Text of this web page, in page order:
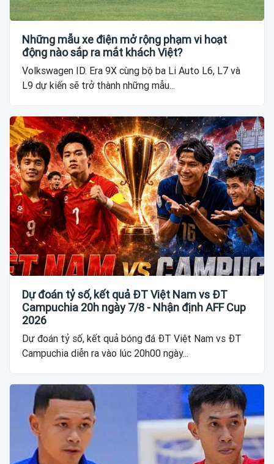
Những mẫu xe điện mở rộng phạm vi hoạt
động nào sắp ra mắt khách Việt?
Volkswagen ID. Era 9X cùng bộ ba Li Auto L6, L7 và
L9 dự kiến sẽ trở thành những mẫu...
Dự đoán tỷ số, kết quả ĐT Việt Nam vs ĐT
Campuchia 20h ngày 7/8 - Nhận định AFF Cup
2026
Dự đoán tỷ số, kết quả bóng đá ĐT Việt Nam vs ĐT
Campuchia diễn ra vào lúc 20h00 ngày...